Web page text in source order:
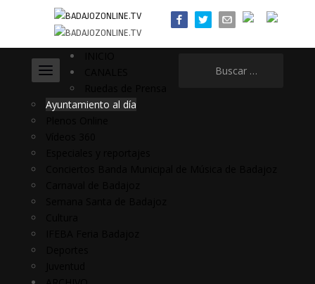
Ayuntamiento al día